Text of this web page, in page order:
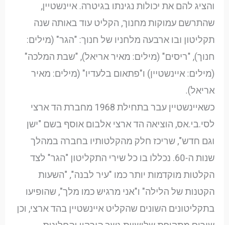
והציג להם את יכולות נגינתו בגיטרה. איינשטיין,
שהתרשם עמוקות מחנוך, הקליט עוד באותה שנה
תקליטון ובו ארבעה מלחניו של חנוך: "הגר" (מילים:
חנוך), "ריסים" (מילים: מאיר אריאל), "שבת המלכה"
(מילים: איינשטיין) ו"פתאום בלעדיו" (מילים: מאיר
אריאל).
כשאיינשטיין עבר בתחילת 1968 מחברת הד ארצי
לסי.בי.אס, הוציאה הד ארצי אלבום אוסף בשם "ישן
וגם חדש", שריכז חלק מהקלטותיו בחברה במהלך
שנות ה-60. נכללו בו כל שירי התקליטון "הגר" לצד
הקלטות מוקדמות יותר כמו "עיר לבנה", "השעות
הקטנות של הלילה" ו"אני מרגיש כמו מלך", שהופיעו
בתקליטונים השונים שהקליט איינשטיין בהד ארצי, וכן